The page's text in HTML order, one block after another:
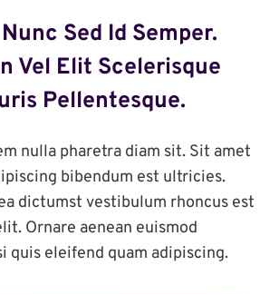
Sed Id Semper.
Vel Elit Scelerisque
Pellentesque.
nulla pharetra diam sit. Sit amet
bibendum est ultricies.
dictumst vestibulum rhoncus est
Ornare aenean euismod
quis eleifend quam adipiscing.